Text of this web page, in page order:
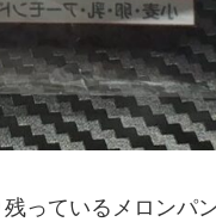
っているメロンパ